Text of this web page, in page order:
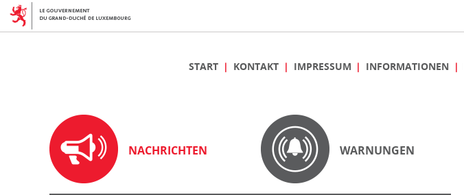
START KONTAKT IMPRESSUM INFORMATIONEN
NACHRICHTEN WARNUNGEN